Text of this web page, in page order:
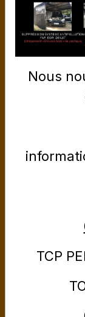
LIENS ET
PLAN D'ACCÉS
Nous suivre
Nous
TCP